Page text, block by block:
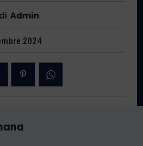
di Admin
2024